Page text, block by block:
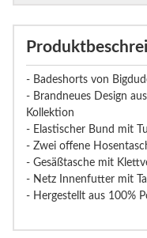
- Badeshorts von
- Brandneues Design
Kollektion
- Elastischer Bund mit
- Zwei offene
- Gesäßtasche mit
- Netz Innenfutter mit
- Hergestellt aus 100%